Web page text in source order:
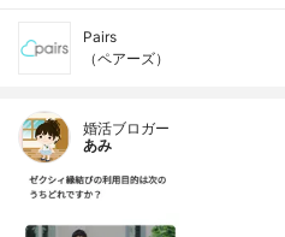
Pairs
（ペアーズ）
婚活ブロガー
あみ